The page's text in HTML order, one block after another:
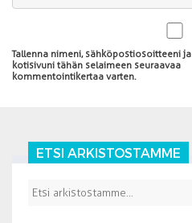
Tallenna nimeni, sähköpostiosoitteeni ja
kotisivuni tähän selaimeen seuraavaa
kommentointikertaa varten.
ETSI ARKISTOSTAMME